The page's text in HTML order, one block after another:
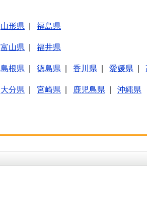
山形県 福島県
富山県 福井県
島根県 徳島県 香川県 愛媛県
大分県 宮崎県 鹿児島県 沖縄県